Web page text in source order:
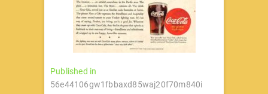
文
Published in
56e44106gw1fbbaxd85waj20f70m840i